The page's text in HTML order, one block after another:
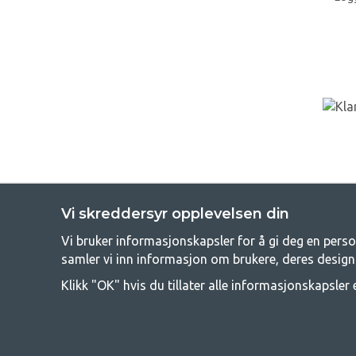
campe, og derfor tilbyr vi veldig gode priser på familietelt,
Vi skreddersyr opplevelsen din
Vi bruker informasjonskapsler for å gi deg en
samler vi inn informasjon om brukere, deres design
Klikk "OK" hvis du tillater alle informasjonskapsler